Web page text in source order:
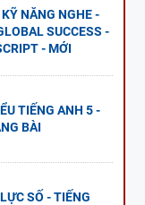
NĂNG NGHE -
SUCCESS -
- MỚI
TIẾNG ANH 5 -
BÀI
SỐ - TIẾNG